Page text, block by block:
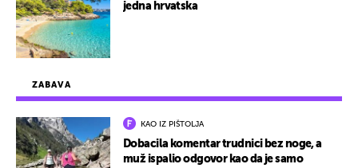
ZABAVA
KAO IZ PIŠTOLJA
Dobacila komentar trudnici bez noge, a
muž ispalio odgovor kao da je samo
jedna hrvatska